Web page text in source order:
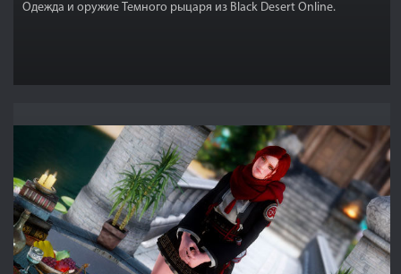
Одежда и оружие Темного рыцаря из Black Desert Online.